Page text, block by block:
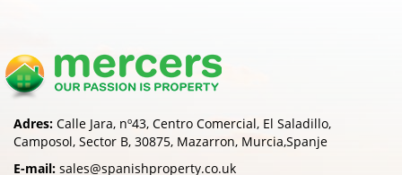
Adres: Calle Jara, nº43, Centro Comercial, El Saladillo,
Camposol, Sector B, 30875, Mazarron, Murcia,Spanje
E-mail: sales@spanishproperty.co.uk